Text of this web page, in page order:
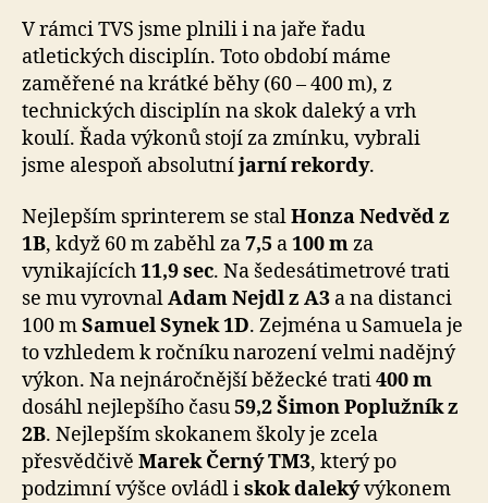
V rámci TVS jsme plnili i na jaře řadu
atletických disciplín. Toto období máme
zaměřené na krátké běhy (60 – 400 m), z
technických disciplín na skok daleký a vrh
koulí. Řada výkonů stojí za zmínku, vybrali
jsme alespoň absolutníjarní rekordy.
Nejlepším sprinterem se stalHonza Nedvěd z
1B, když 60 m zaběhl za7,5 a100 mza
vynikajících11,9 sec. Na šedesátimetrové trati
se mu vyrovnalAdam Nejdl z A3 a na distanci
100 mSamuel Synek 1D. Zejména u Samuela je
to vzhledem k ročníku narození velmi nadějný
výkon. Na nejnáročnější běžecké trati400 m
dosáhl nejlepšího času59,2 Šimon Poplužník z
2B. Nejlepším skokanem školy je zcela
přesvědčivě Marek Černý TM3, který po
podzimní výšce ovládl iskok dalekývýkonem